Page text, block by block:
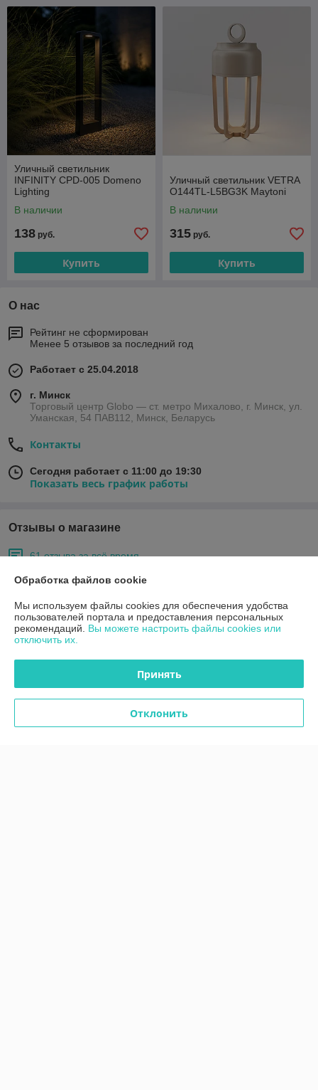
Уличный светильник
INFINITY CPD-005 Domeno
Lighting
В наличии
138 руб.
Купить
Уличный светильник VETRA
O144TL-L5BG3K Maytoni
В наличии
315 руб.
Купить
О нас
Рейтинг не сформирован
Менее 5 отзывов за последний год
Работает с 25.04.2018
г. Минск
Торговый центр Globo — ст. метро Михалово, г. Минск, ул.
Уманская, 54 ПАВ112, Минск, Беларусь
Контакты
Сегодня работает с 11:00 до 19:30
Показать весь график работы
Отзывы о магазине
61 отзыва за всё время
Покупатель
Отлично
Сделка подтверждена через корзину
Отлично
Показать все отзывы
Обработка файлов cookie
Мы используем файлы cookies для обеспечения удобства
пользователей портала и предоставления персональных
рекомендаций. Вы можете настроить файлы cookies или
отключить их.
Принять
Отклонить